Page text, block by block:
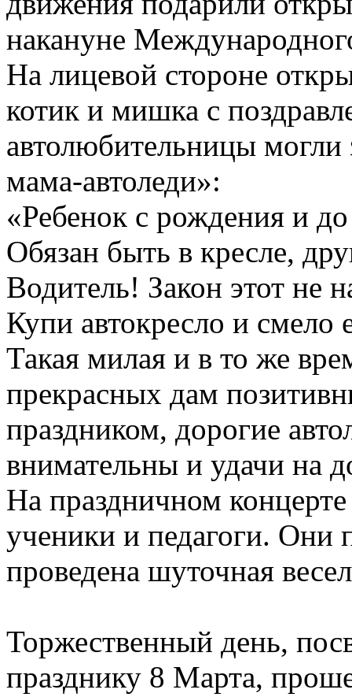
накануне
На лицевой стороне
котик и мишка с
автолюбительницы
мама-автоледи»:
«Ребенок с рождения и до
Обязан быть в кресле,
Водитель! Закон этот не
Купи автокресло и смело
Такая милая и в то же
прекрасных дам
праздником, дорогие
внимательны и удачи на
На праздничном
ученики и педагоги. Они
проведена шуточная
Торжественный день,
празднику 8 Марта,